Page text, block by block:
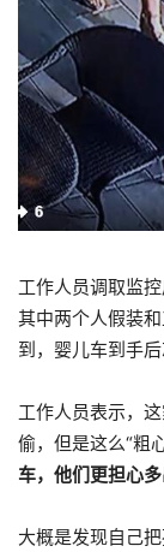
工作人员调取监
其中两个人假装
到，婴儿车到手
工作人员表示，
偷，但是这么“粗
车，他们更担心
大概是发现自己